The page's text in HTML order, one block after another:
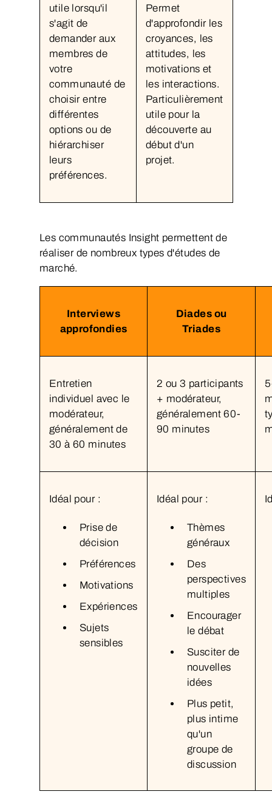
utile lorsqu'il
s'agit de
demander aux
membres de
votre
communauté de
choisir entre
différentes
options ou de
hiérarchiser
leurs
préférences.
Permet
d'approfondir les
croyances, les
attitudes, les
motivations et
les interactions.
Particulièrement
utile pour la
découverte au
début d'un
projet.
Les communautés Insight permettent de
réaliser de nombreux types d'études de
marché.
Interviews
approfondies
Diades ou
Triades
Entretien
individuel avec le
modérateur,
généralement de
30 à 60 minutes
2 ou 3 participants
+ modérateur,
généralement 60-
90 minutes
Idéal pour :
Prise de
décision
Préférences
Motivations
Expériences
Sujets
sensibles
Idéal pour :
Thèmes
généraux
Des
perspectives
multiples
Encourager
le débat
Susciter de
nouvelles
idées
Plus petit,
plus intime
qu'un
groupe de
discussion